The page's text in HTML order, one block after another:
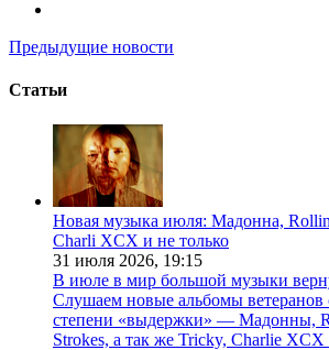
Предыдущие новости
Статьи
Новая музыка июля: Мадонна,
Charli XCX и не только
31 июля 2026, 19:15
В июле в мир большой музыки
Слушаем новые альбомы ветеранов
степени «выдержки» — Мадонны,
Strokes, а так же Tricky, Charlie XCX